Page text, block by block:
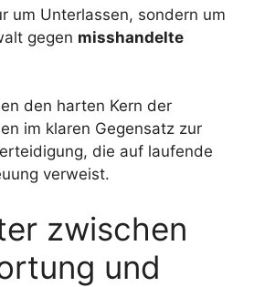
um Unterlassen, sondern um
gegen misshandelte
den harten Kern der
im klaren Gegensatz zur
die auf laufende
verweist.
zwischen
und